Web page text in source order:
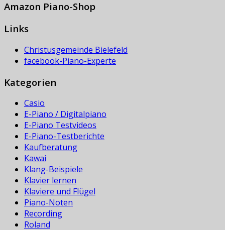
Amazon Piano-Shop
Links
Christusgemeinde Bielefeld
facebook-Piano-Experte
Kategorien
Casio
E-Piano / Digitalpiano
E-Piano Testvideos
E-Piano-Testberichte
Kaufberatung
Kawai
Klang-Beispiele
Klavier lernen
Klaviere und Flügel
Piano-Noten
Recording
Roland